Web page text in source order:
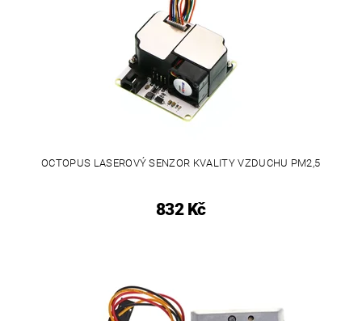
OCTOPUS LASEROVÝ SENZOR KVALITY VZDUCHU PM2,5
832 Kč